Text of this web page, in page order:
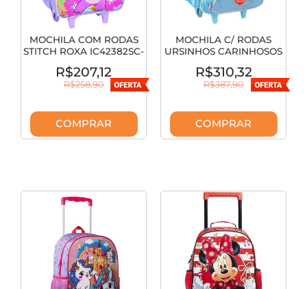
MOCHILA COM RODAS
STITCH ROXA IC42382SC-
R$207,12
R$258,90
COMPRAR
MOCHILA C/ RODAS
URSINHOS CARINHOSOS
R$310,32
R$387,90
COMPRAR